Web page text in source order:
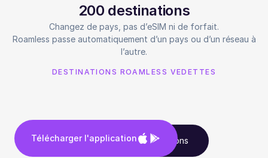
200 destinations
Changez de pays, pas d’eSIM ni de forfait.
Roamless passe automatiquement d’un pays ou d’un réseau à
l’autre.
DESTINATIONS ROAMLESS VEDETTES
Voir toutes les destinations
Télécharger l'application